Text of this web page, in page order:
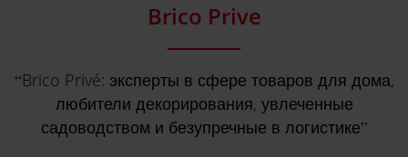
Brico Prive
Brico Privé: эксперты в сфере товаров для дома,
любители декорирования, увлеченные
садоводством и безупречные в логистике